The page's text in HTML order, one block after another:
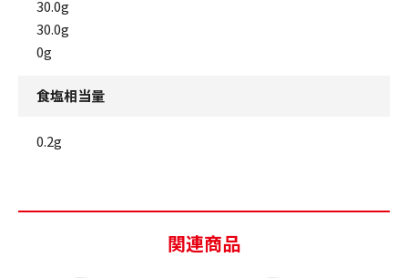
30.0g
30.0g
0g
食塩相当量
0.2g
関連商品